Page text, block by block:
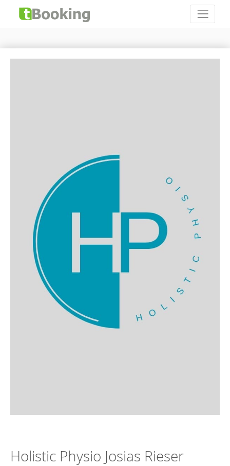
Holistic Physio Josias Rieser